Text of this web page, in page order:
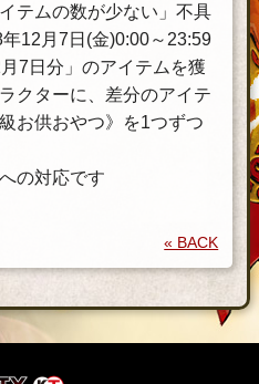
テムの数が少ない」不具
12月7日(金)0:00～23:59
7日分」のアイテムを獲
クターに、差分のアイテ
お供おやつ》を1つずつ
の対応です
« BACK